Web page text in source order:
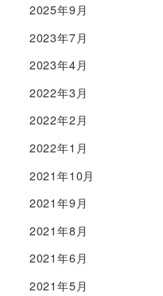
2025年9月
2023年7月
2023年4月
2022年3月
2022年2月
2022年1月
2021年10月
2021年9月
2021年8月
2021年6月
2021年5月